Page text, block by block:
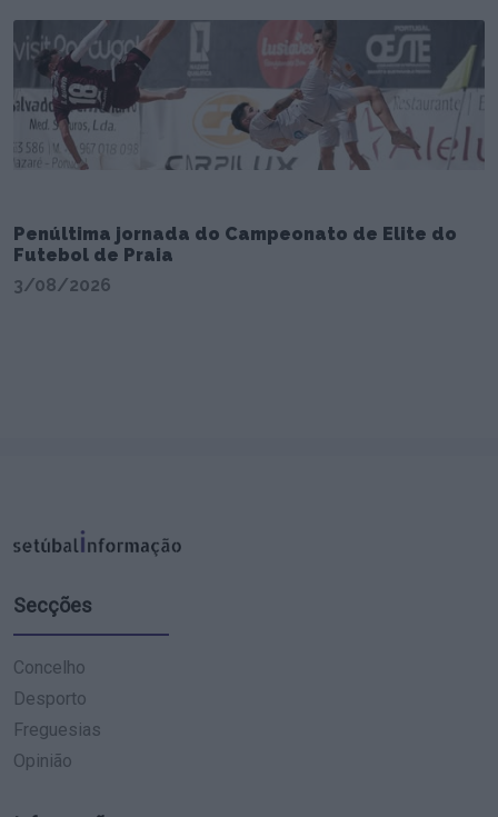
Penúltima jornada do Campeonato de Elite do
Futebol de Praia
3/08/2026
Secções
Concelho
Desporto
Freguesias
Opinião